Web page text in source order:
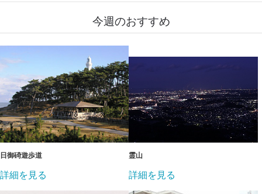
今週のおすすめ
日御碕遊歩道
詳細を見る
霊山
詳細を見る